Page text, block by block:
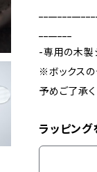
-専用の木製
※ボックスの
予めご了承く
ラッピン